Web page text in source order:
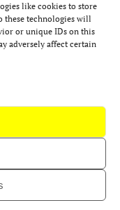
like cookies to store
these technologies will
or unique IDs on this
adversely affect certain